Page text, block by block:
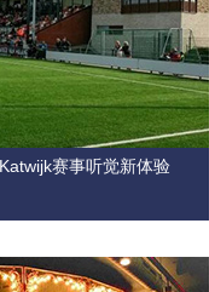
赛事听觉新体验